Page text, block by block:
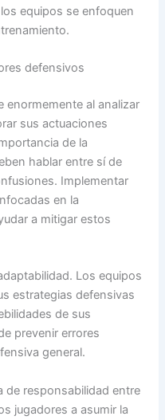
equipos se enfoquen
defensivos
enormemente al analizar
sus actuaciones
de la
hablar entre sí de
Implementar
en la
a mitigar estos
Los equipos
estrategias defensivas
de sus
prevenir errores
general.
de responsabilidad entre
jugadores a asumir la